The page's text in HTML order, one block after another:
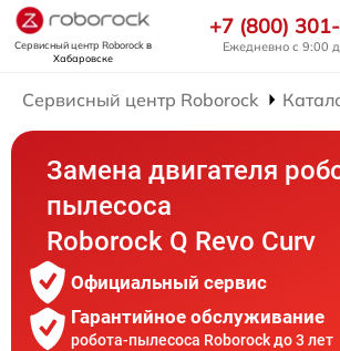
Сервисный центр Roborockв
Хабаровске
+7 (800)
Ежедневно с 9:00
Сервисный центр Roborock
Замена двигателя
пылесоса
Roborock Q Revo Curv
Официальный сервис
Гарантийное обслуживание
робота-пылесоса Roborock до 3 лет